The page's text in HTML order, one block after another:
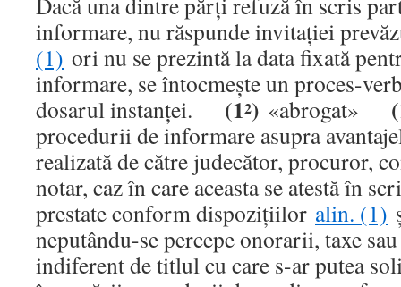
informare, nu răspunde invitaţiei
(1) ori nu se prezintă la data fixată
informare, se întocmeşte un proces-
dosarul instanţei. (12) «abrogat»
procedurii de informare asupra
realizată de către judecător, procuror,
notar, caz în care aceasta se atestă în
prestate conform dispoziţiilor alin. (1)
neputându-se percepe onorarii, taxe
indiferent de titlul cu care s-ar putea